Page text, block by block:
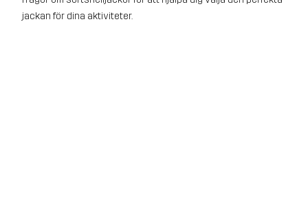
jackan för dina aktiviteter.